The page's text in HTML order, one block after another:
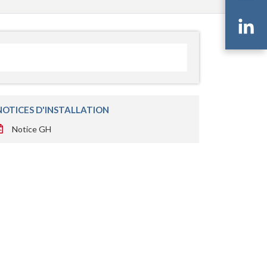
D'INSTALLATION
Notice GH